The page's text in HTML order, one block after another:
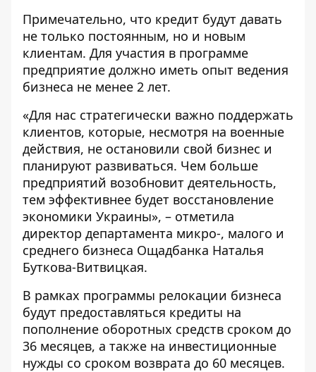
Примечательно, что кредит будут давать
не только постоянным, но и новым
клиентам. Для участия в программе
предприятие должно иметь опыт ведения
бизнеса не менее 2 лет.
«Для нас стратегически важно поддержать
клиентов, которые, несмотря на военные
действия, не остановили свой бизнес и
планируют развиваться. Чем больше
предприятий возобновит деятельность,
тем эффективнее будет восстановление
экономики Украины», – отметила
директор департамента микро-, малого и
среднего бизнеса Ощадбанка Наталья
Буткова-Витвицкая.
В рамках программы релокации бизнеса
будут предоставляться кредиты на
пополнение оборотных средств сроком до
36 месяцев, а также на инвестиционные
нужды со сроком возврата до 60 месяцев.